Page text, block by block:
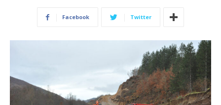
Facebook Twitter